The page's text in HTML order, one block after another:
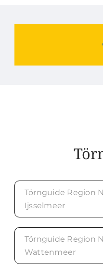
Törnguide Region
Ijsselmeer
Törnguide Region
Wattenmeer